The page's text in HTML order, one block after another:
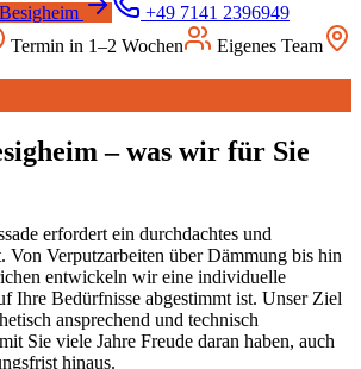
Besigheim
+49 7141 2396949
Termin in 1–2 Wochen
Eigenes Team
– was wir für Sie
erfordert ein durchdachtes und
Von Verputzarbeiten über Dämmung bis hin
entwickeln wir eine individuelle
Ihre Bedürfnisse abgestimmt ist. Unser Ziel
ansprechend und technisch
Sie viele Jahre Freude daran haben, auch
hinaus.